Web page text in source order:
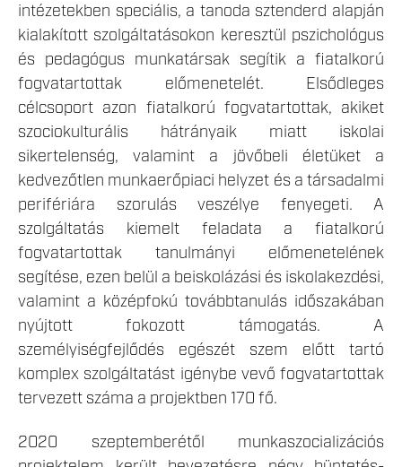
intézetekben speciális, a tanoda sztenderd alapján
kialakított szolgáltatásokon keresztül pszichológus
és pedagógus munkatársak segítik a fiatalkorú
fogvatartottak előmenetelét. Elsődleges
célcsoport azon fiatalkorú fogvatartottak, akiket
szociokulturális hátrányaik miatt iskolai
sikertelenség, valamint a jövőbeli életüket a
kedvezőtlen munkaerőpiaci helyzet és a társadalmi
perifériára szorulás veszélye fenyegeti. A
szolgáltatás kiemelt feladata a fiatalkorú
fogvatartottak tanulmányi előmenetelének
segítése, ezen belül a beiskolázási és iskolakezdési,
valamint a középfokú továbbtanulás időszakában
nyújtott fokozott támogatás. A
személyiségfejlődés egészét szem előtt tartó
komplex szolgáltatást igénybe vevő fogvatartottak
tervezett száma a projektben 170 fő.
2020 szeptemberétől munkaszocializációs